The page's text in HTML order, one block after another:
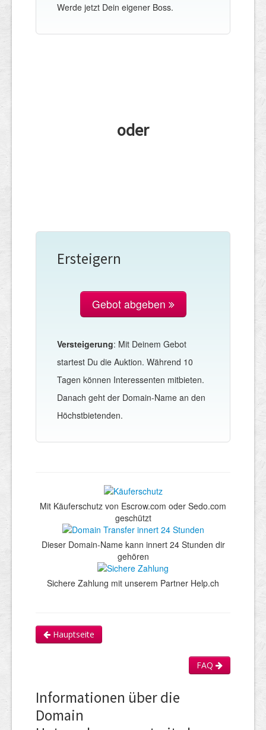
Werde jetzt Dein eigener Boss.
oder
Ersteigern
Gebot abgeben
Versteigerung: Mit Deinem Gebot
startest Du die Auktion. Während 10
Tagen können Interessenten mitbieten.
Danach geht der Domain-Name an den
Höchstbietenden.
Mit Käuferschutz von Escrow.com oder Sedo.com
geschützt
Dieser Domain-Name kann innert 24 Stunden dir
gehören
Sichere Zahlung mit unserem Partner Help.ch
Hauptseite
FAQ
Informationen über die
Domain